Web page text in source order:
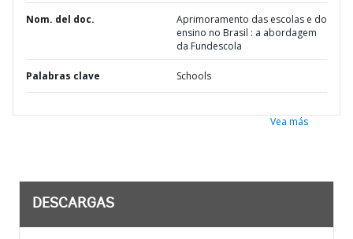
Nom. del doc.
Aprimoramento das escolas e do
ensino no Brasil : a abordagem
da Fundescola
Palabras clave Schools
Vea más
DESCARGAS